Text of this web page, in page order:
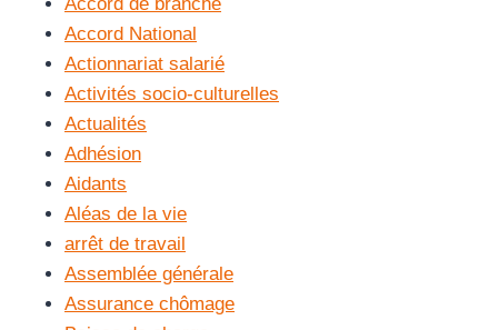
Accord National
Actionnariat salarié
Activités socio-culturelles
Actualités
Adhésion
Aidants
Aléas de la vie
arrêt de travail
Assemblée générale
Assurance chômage